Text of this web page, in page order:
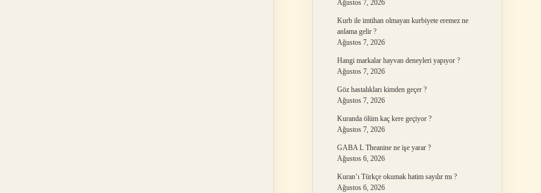
Ağustos 7, 2026
Kurb ile imtihan olmayan kurbiyete eremez ne
anlama gelir ?
Ağustos 7, 2026
Hangi markalar hayvan deneyleri yapıyor ?
Ağustos 7, 2026
Göz hastalıkları kimden geçer ?
Ağustos 7, 2026
Kuranda ölüm kaç kere geçiyor ?
Ağustos 7, 2026
GABA L Theanine ne işe yarar ?
Ağustos 6, 2026
Kuran’ı Türkçe okumak hatim sayılır mı ?
Ağustos 6, 2026